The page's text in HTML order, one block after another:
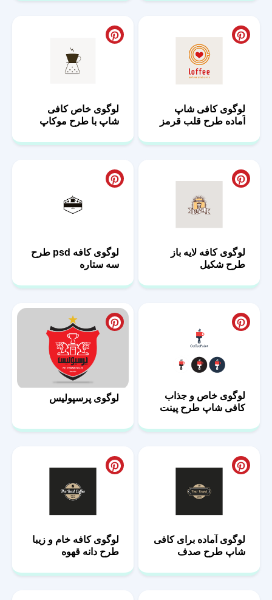
لوگوی کافی شاپ
آماده طرح قلب قرمز
لوگوی خاص کافی
شاپ با طرح موکاپ
لوگوی کافه لایه باز
طرح شکیل
لوگوی کافه psd طرح
سه ستاره
لوگوی خاص و جذاب
کافی شاپ طرح پینت
لوگوی پرسپولیس
لوگوی آماده برای کافی
شاپ طرح صدف
لوگوی کافه خام و زیبا
طرح دانه قهوه